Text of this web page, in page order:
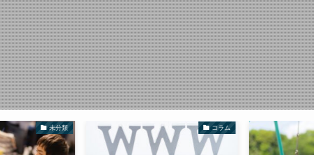
未分類 コラム